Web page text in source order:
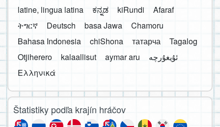
latine, lingua latina
ಕನ್ನಡ kiRundi
Afaraf
ትግርኛ
Deutsch basa Jawa
Chamoru
Bahasa Indonesia
chiShona татарча
Tagalog
Otjiherero
kalaallisut aymar aru
Ελληνικά
Štatistiky podľa krajín hráčov